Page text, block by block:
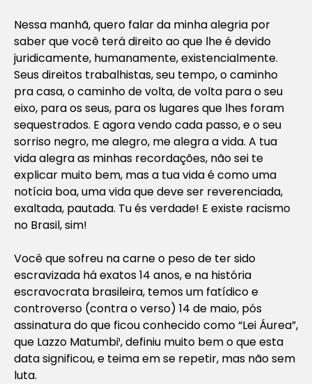
Nessa manhã, quero falar da minha alegria por
saber que você terá direito ao que lhe é devido
juridicamente, humanamente, existencialmente.
Seus direitos trabalhistas, seu tempo, o caminho
pra casa, o caminho de volta, de volta para o seu
eixo, para os seus, para os lugares que lhes foram
sequestrados. E agora vendo cada passo, e o seu
sorriso negro, me alegro, me alegra a vida. A tua
vida alegra as minhas recordações, não sei te
explicar muito bem, mas a tua vida é como uma
notícia boa, uma vida que deve ser reverenciada,
exaltada, pautada. Tu és verdade! E existe racismo
no Brasil, sim!
Você que sofreu na carne o peso de ter sido
escravizada há exatos 14 anos, e na história
escravocrata brasileira, temos um fatídico e
controverso (contra o verso) 14 de maio, pós
assinatura do que ficou conhecido como “Lei Áurea”,
que Lazzo Matumbi¹, definiu muito bem o que esta
data significou, e teima em se repetir, mas não sem
luta.